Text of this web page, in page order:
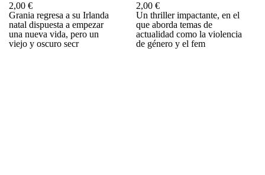
2,00 €
Grania regresa a su Irlanda
natal dispuesta a empezar
una nueva vida, pero un
viejo y oscuro secr
2,00 €
Un thriller impactante, en el
que aborda temas de
actualidad como la violencia
de género y el fem